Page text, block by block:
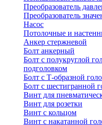
Преобразователь
Преобразователь
Насос
Потолочные и
Анкер стержневой
Болт анкерный
Болт с полукруглой
подголовком
Болт с Т-образной
Болт с шестигранной
Винт для
Винт для розетки
Винт с кольцом
Винт с накатанной